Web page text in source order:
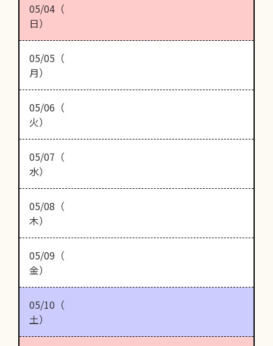
05/04（
日）
05/05（
月）
05/06（
火）
05/07（
水）
05/08（
木）
05/09（
金）
05/10（
土）